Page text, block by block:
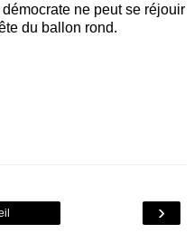
ne peut se réjouir
du ballon rond.
›